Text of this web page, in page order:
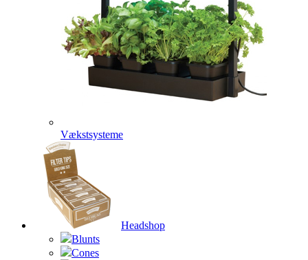
Vækstsysteme
Headshop
Blunts
Cones